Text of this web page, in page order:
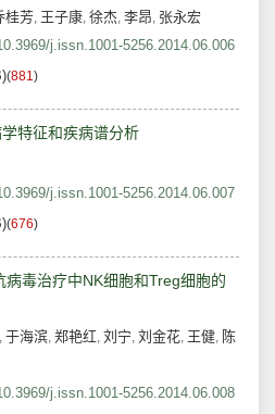
桂芳, 王子康, 徐杰, 李昂, 张永宏
j.issn.1001-5256.2014.06.006
(881)
特征和疾病谱分析
j.issn.1001-5256.2014.06.007
(676)
毒治疗中NK细胞和Treg细胞的
, 于海滨, 郑艳红, 刘宁, 刘金花, 王健, 陈
j.issn.1001-5256.2014.06.008